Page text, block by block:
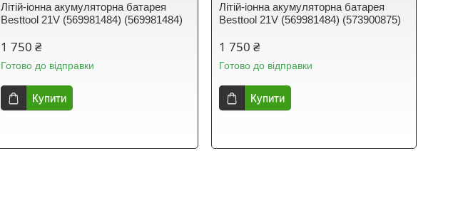
Літій-іонна акумуляторна батарея
Besttool 21V (569981484) (569981484)
1 750 ₴
Готово до відправки
Купити
Літій-іонна акумуляторна батарея
Besttool 21V (569981484) (573900875)
1 750 ₴
Готово до відправки
Купити